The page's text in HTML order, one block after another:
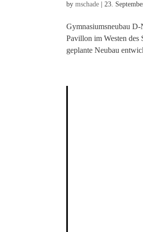
bymschade |23.
Gymnasiumsneubau D-
Pavillon im Westen des
geplante Neubau